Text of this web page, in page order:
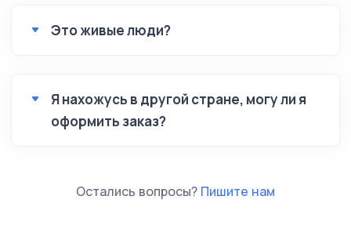
Это живые люди?
Я нахожусь в другой стране, могу ли я
оформить заказ?
Остались вопросы? Пишите нам